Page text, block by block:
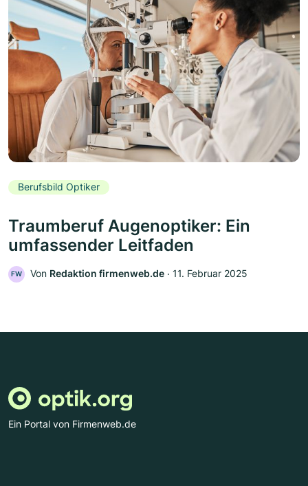
Berufsbild Optiker
Traumberuf Augenoptiker: Ein
umfassender Leitfaden
FW Von Redaktion firmenweb.de ‧ 11. Februar 2025
Ein Portal von Firmenweb.de